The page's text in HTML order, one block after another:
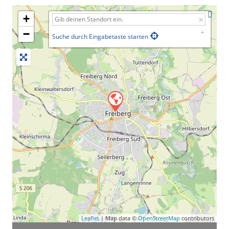
+
−
Suche durch Eingabetaste starten
Leaflet| Map data ©OpenStreetMap contributors